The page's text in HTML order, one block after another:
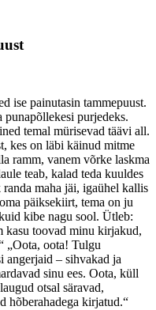
ise painutasin tammepuust.
purjedeks.
temal mürisevad täävi all.
kes on läbi käinud mitme
ramm, vanem võrke laskma
teab, kalad teda kuuldes
maha jäi, igaühel kallis
päiksekiirt, tema on ju
kibe nagu sool. Ütleb:
kasu toovad minu kirjakud,
„Oota, oota! Tulgu
angerjaid – sihvakad ja
sinu ees. Oota, küll
otsal säravad,
hõberahadega kirjatud.“